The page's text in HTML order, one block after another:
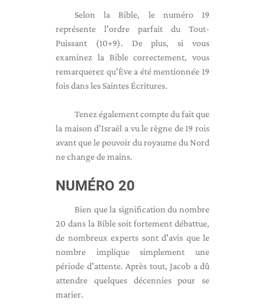
Selon la Bible, le numéro 19
représente l'ordre parfait du Tout-
Puissant (10+9). De plus, si vous
examinez la Bible correctement, vous
remarquerez qu'Ève a été mentionnée 19
fois dans les Saintes Écritures.
Tenez également compte du fait que
la maison d'Israël a vu le règne de 19 rois
avant que le pouvoir du royaume du Nord
ne change de mains.
NUMÉRO 20
Bien que la signification du nombre
20 dans la Bible soit fortement débattue,
de nombreux experts sont d'avis que le
nombre implique simplement une
période d'attente. Après tout, Jacob a dû
attendre quelques décennies pour se
marier.